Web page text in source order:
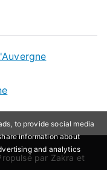
par Zakra et
to provide social media
information about
and analytics